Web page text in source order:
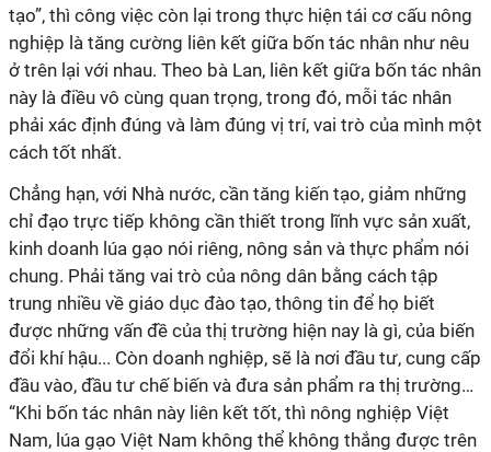
tạo”, thì công việc còn lại trong thực hiện tái cơ cấu nông
nghiệp là tăng cường liên kết giữa bốn tác nhân như nêu
ở trên lại với nhau. Theo bà Lan, liên kết giữa bốn tác nhân
này là điều vô cùng quan trọng, trong đó, mỗi tác nhân
phải xác định đúng và làm đúng vị trí, vai trò của mình một
cách tốt nhất.
Chẳng hạn, với Nhà nước, cần tăng kiến tạo, giảm những
chỉ đạo trực tiếp không cần thiết trong lĩnh vực sản xuất,
kinh doanh lúa gạo nói riêng, nông sản và thực phẩm nói
chung. Phải tăng vai trò của nông dân bằng cách tập
trung nhiều về giáo dục đào tạo, thông tin để họ biết
được những vấn đề của thị trường hiện nay là gì, của biến
đổi khí hậu... Còn doanh nghiệp, sẽ là nơi đầu tư, cung cấp
đầu vào, đầu tư chế biến và đưa sản phẩm ra thị trường…
“Khi bốn tác nhân này liên kết tốt, thì nông nghiệp Việt
Nam, lúa gạo Việt Nam không thể không thắng được trên